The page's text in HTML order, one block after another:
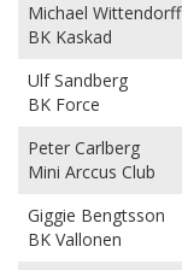
Michael Wittendorff
BK Kaskad
Ulf Sandberg
BK Force
Peter Carlberg
Mini Arccus Club
Giggie Bengtsson
BK Vallonen